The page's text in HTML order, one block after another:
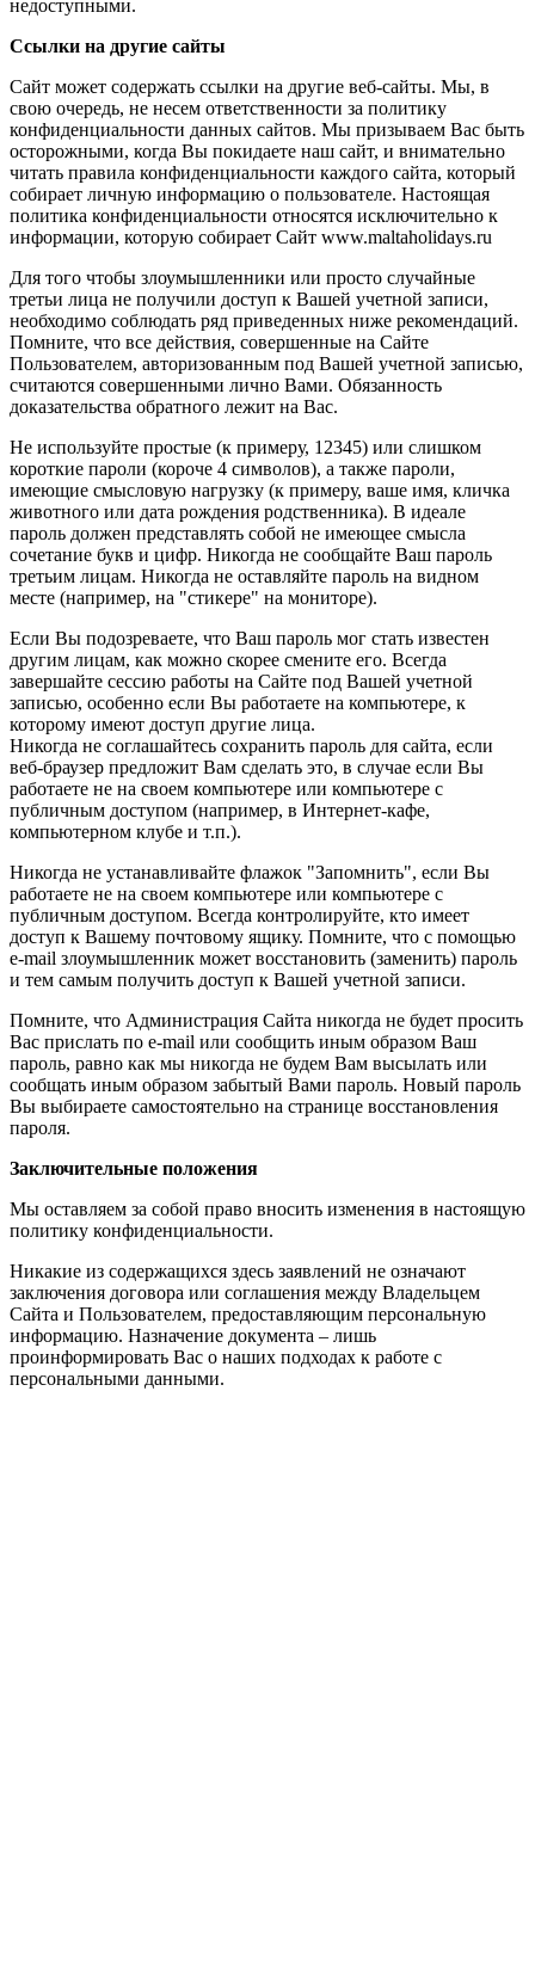
недоступными.
Ссылки на другие сайты
Сайт может содержать ссылки на другие веб-сайты. Мы, в
свою очередь, не несем ответственности за политику
конфиденциальности данных сайтов. Мы призываем Вас быть
осторожными, когда Вы покидаете наш сайт, и внимательно
читать правила конфиденциальности каждого сайта, который
собирает личную информацию о пользователе. Настоящая
политика конфиденциальности относятся исключительно к
информации, которую собирает Сайт www.maltaholidays.ru
Для того чтобы злоумышленники или просто случайные
третьи лица не получили доступ к Вашей учетной записи,
необходимо соблюдать ряд приведенных ниже рекомендаций.
Помните, что все действия, совершенные на Сайте
Пользователем, авторизованным под Вашей учетной записью,
считаются совершенными лично Вами. Обязанность
доказательства обратного лежит на Вас.
Не используйте простые (к примеру, 12345) или слишком
короткие пароли (короче 4 символов), а также пароли,
имеющие смысловую нагрузку (к примеру, ваше имя, кличка
животного или дата рождения родственника). В идеале
пароль должен представлять собой не имеющее смысла
сочетание букв и цифр. Никогда не сообщайте Ваш пароль
третьим лицам. Никогда не оставляйте пароль на видном
месте (например, на "стикере" на мониторе).
Если Вы подозреваете, что Ваш пароль мог стать известен
другим лицам, как можно скорее смените его. Всегда
завершайте сессию работы на Сайте под Вашей учетной
записью, особенно если Вы работаете на компьютере, к
которому имеют доступ другие лица.
Никогда не соглашайтесь сохранить пароль для сайта, если
веб-браузер предложит Вам сделать это, в случае если Вы
работаете не на своем компьютере или компьютере с
публичным доступом (например, в Интернет-кафе,
компьютерном клубе и т.п.).
Никогда не устанавливайте флажок "Запомнить", если Вы
работаете не на своем компьютере или компьютере с
публичным доступом. Всегда контролируйте, кто имеет
доступ к Вашему почтовому ящику. Помните, что с помощью
e-mail злоумышленник может восстановить (заменить) пароль
и тем самым получить доступ к Вашей учетной записи.
Помните, что Администрация Сайта никогда не будет просить
Вас прислать по e-mail или сообщить иным образом Ваш
пароль, равно как мы никогда не будем Вам высылать или
сообщать иным образом забытый Вами пароль. Новый пароль
Вы выбираете самостоятельно на странице восстановления
пароля.
Заключительные положения
Мы оставляем за собой право вносить изменения в настоящую
политику конфиденциальности.
Никакие из содержащихся здесь заявлений не означают
заключения договора или соглашения между Владельцем
Сайта и Пользователем, предоставляющим персональную
информацию. Назначение документа – лишь
проинформировать Вас о наших подходах к работе с
персональными данными.